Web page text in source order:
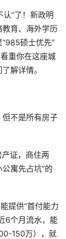
认”了！新政明
育、海外学历
硕士优先”
重你在这座城
解详情。
不是所有房子
证，商住两
寓先占坑”的
提供“首付能力
6个月流水，能
150万），就